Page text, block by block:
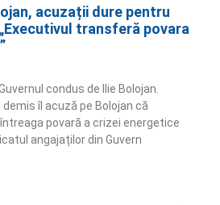
acuzații dure pentru
transferă povara
condus de Ilie Bolojan.
îl acuză pe Bolojan că
povară a crizei energetice
angajaților din Guvern